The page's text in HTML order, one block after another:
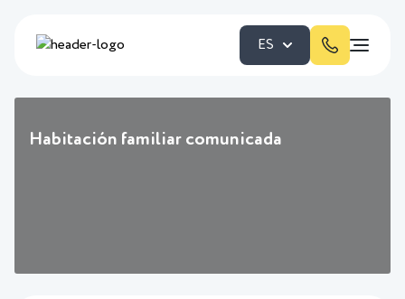
ES
Habitación familiar comunicada